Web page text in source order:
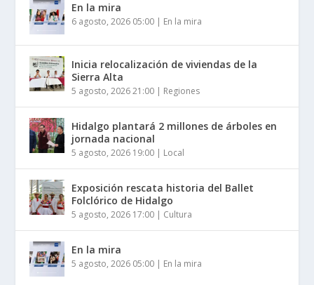
En la mira
6 agosto, 2026 05:00 | En la mira
Inicia relocalización de viviendas de la
Sierra Alta
5 agosto, 2026 21:00 | Regiones
Hidalgo plantará 2 millones de árboles en
jornada nacional
5 agosto, 2026 19:00 | Local
Exposición rescata historia del Ballet
Folclórico de Hidalgo
5 agosto, 2026 17:00 | Cultura
En la mira
5 agosto, 2026 05:00 | En la mira